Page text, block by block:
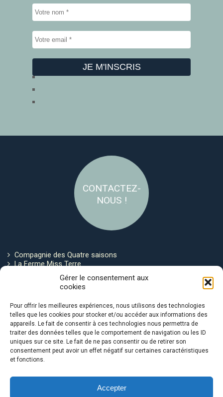
Gérer le consentement aux
cookies
Pour offrir les meilleures expériences, nous utilisons des technologies
telles que les cookies pour stocker et/ou accéder aux informations des
appareils. Le fait de consentir à ces technologies nous permettra de
traiter des données telles que le comportement de navigation ou les ID
uniques sur ce site. Le fait de ne pas consentir ou de retirer son
consentement peut avoir un effet négatif sur certaines caractéristiques
et fonctions.
Accepter
CONTACTEZ-
NOUS !
Compagnie des Quatre saisons
La Ferme Miss Terre
Politique de cookies
Avec le soutien de :